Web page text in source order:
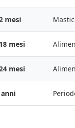
mesi
mesi
mesi